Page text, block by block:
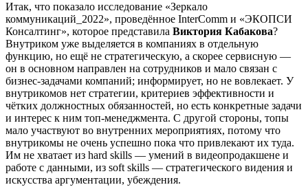
Итак, что показало исследование «Зеркало
коммуникаций_2022», проведённое InterComm и «ЭКОПСИ
Консалтинг», которое представила Виктория Кабакова?
Внутриком уже выделяется в компаниях в отдельную
функцию, но ещё не стратегическую, а скорее сервисную —
он в основном направлен на сотрудников и мало связан с
бизнес-задачами компаний; информирует, но не вовлекает. У
внутрикомов нет стратегии, критериев эффективности и
чётких должностных обязанностей, но есть конкретные задачи
и интерес к ним топ-менеджмента. С другой стороны, топы
мало участвуют во внутренних мероприятиях, потому что
внутрикомы не очень успешно пока что привлекают их туда.
Им не хватает из hard skills — умений в видеопродакшене и
работе с данными, из soft skills — стратегического видения и
искусства аргументации, убеждения.